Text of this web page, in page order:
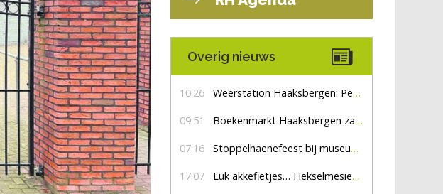
Overig nieuws
10:26 Weerstation Haaksbergen: Perioden met zon en droog
09:51 Boekenmarkt Haaksbergen zaterdag 8 augustus, marktplein Haaksbergen
07:16 Stoppelhaenefeest bij museum De Lebbenbrugge
17:07 Luk akkefietjes… HekselmesienHarry